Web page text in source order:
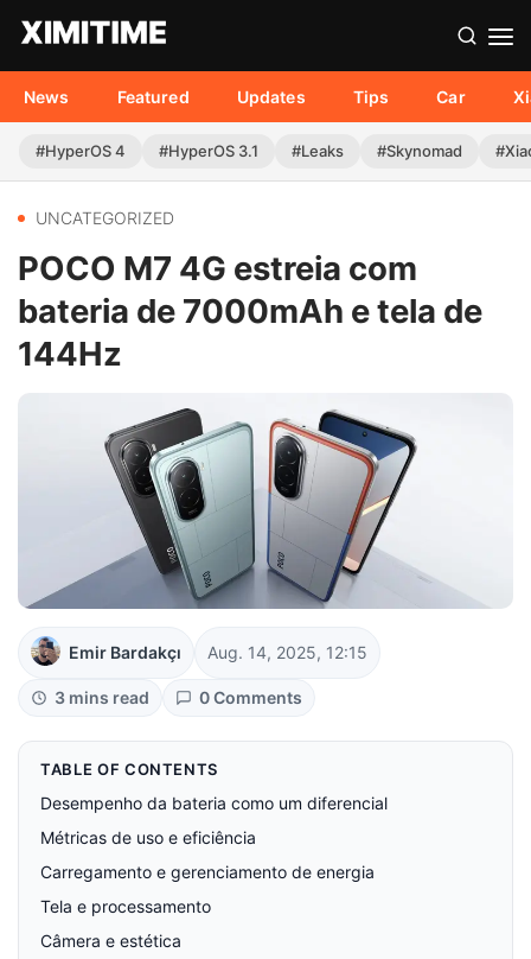
News Featured Updates Tips Car
#HyperOS 4 #HyperOS 3.1 #Leaks #Skynomad
UNCATEGORIZED
POCO M7 4G estreia com
bateria de 7000mAh e tela de
144Hz
Emir Bardakçı Aug. 14, 2025, 12:15
3 mins read 0 Comments
TABLE OF CONTENTS
Desempenho da bateria como um diferencial
Métricas de uso e eficiência
Carregamento e gerenciamento de energia
Tela e processamento
Câmera e estética